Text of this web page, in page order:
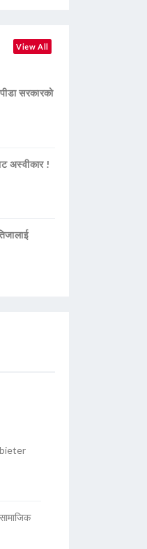
View All
पीडा सरकारको
अस्वीकार !